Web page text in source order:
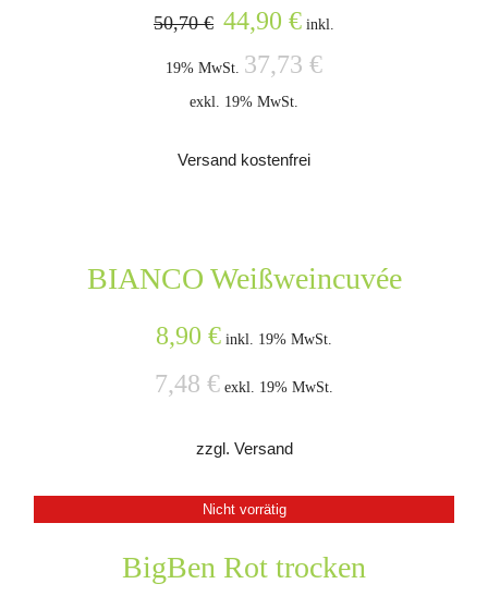
50,70€
Ursprünglicher
war:
50,70 €
44,90 €Aktueller
ist:
inkl.
19% MwSt. 37,73 €
exkl. 19% MwSt.
Versand kostenfrei
BIANCO Weißweincuvée
8,90 € inkl. 19% MwSt.
7,48 € exkl. 19% MwSt.
zzgl. Versand
Nicht vorrätig
BigBen Rot trocken